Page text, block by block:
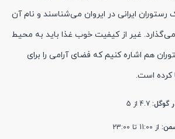
ایرانی در ایروان می‌شناسند و نام آن
غیر از کیفیت خوب غذا باید به محیط
هم اشاره کنیم که فضای آرامی را برای
کرده است.
گوگل:
از 11:00 تا 23:00